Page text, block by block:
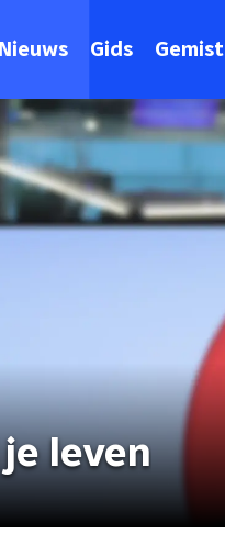
Nieuws Gids Gemist
leven